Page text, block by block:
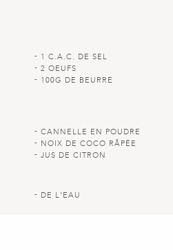
1 C.A.C. DE SEL
2 OEUFS
100G DE BEURRE
CANNELLE EN POUDRE
NOIX DE COCO RÂPÉE
JUS DE CITRON
DE L'EAU